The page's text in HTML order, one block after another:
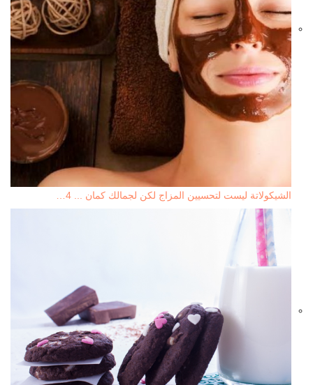
الشيكولاتة ليست لتحسيين المزاج لكن لجمالك كمان ... 4…